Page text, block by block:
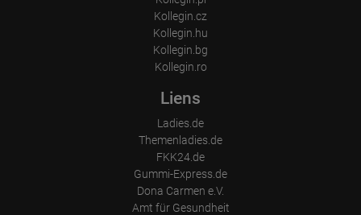
Kollegin.cz
Kollegin.hu
Kollegin.bg
Kollegin.ro
Liens
Ladies.de
Themenladies.de
FKK24.de
Gummi-Express.de
Dona Carmen e.V.
Amt für Gesundheit